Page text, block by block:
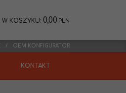
W KOSZYKU: 0,00 PLN
OEM KONFIGURATOR
KONTAKT